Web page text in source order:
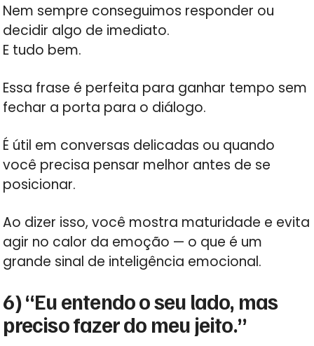
Nem sempre conseguimos responder ou
decidir algo de imediato.
E tudo bem.
Essa frase é perfeita para ganhar tempo sem
fechar a porta para o diálogo.
É útil em conversas delicadas ou quando
você precisa pensar melhor antes de se
posicionar.
Ao dizer isso, você mostra maturidade e evita
agir no calor da emoção — o que é um
grande sinal de inteligência emocional.
6) “Eu entendo o seu lado, mas
preciso fazer do meu jeito.”